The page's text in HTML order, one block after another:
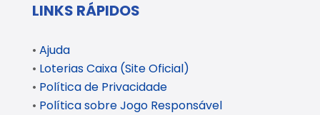
LINKS RÁPIDOS
• Ajuda
• Loterias Caixa (Site Oficial)
• Política de Privacidade
• Política sobre Jogo Responsável